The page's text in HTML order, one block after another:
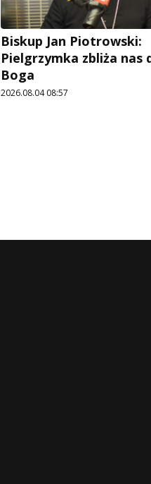
Biskup Jan Piotrowski:
Pielgrzymka zbliża nas
Boga
2026.08.04 08:57